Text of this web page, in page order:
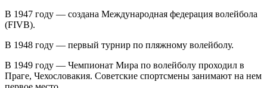
В 1947 году — создана Международная федерация волейбола
(FIVB).
В 1948 году — первый турнир по пляжному волейболу.
В 1949 году — Чемпионат Мира по волейболу проходил в
Праге, Чехословакия. Советские спортсмены занимают на нем